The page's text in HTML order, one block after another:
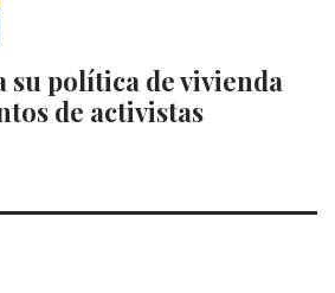
política de vivienda
de activistas